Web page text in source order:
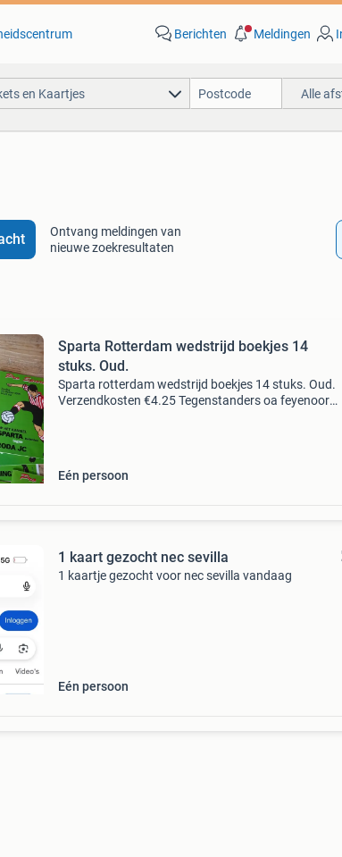
Berichten Meldingen
en Kaartjes Alle
Ontvang meldingen van
nieuwe zoekresultaten
Sparta Rotterdam wedstrijd boekjes 14
stuks. Oud.
Sparta rotterdam wedstrijd boekjes 14 stuks. Oud.
Verzendkosten €4.25 Tegenstanders oa feyenoord
Eén persoon
1 kaart gezocht nec sevilla
1 kaartje gezocht voor nec sevilla vandaag
Eén persoon